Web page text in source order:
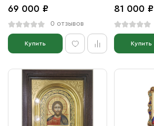
69 000 ₽
0 отзывов
Купить
81 000 ₽
Купить